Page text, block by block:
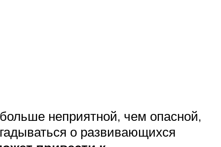
неприятной, чем опасной,
о развивающихся